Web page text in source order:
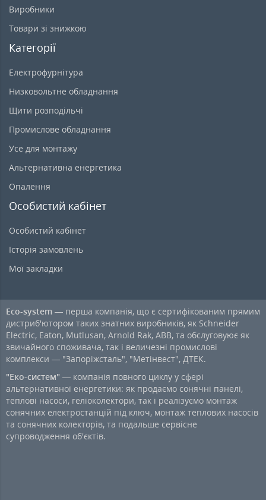
Виробники
Товари зі знижкою
Категорії
Електрофурнітура
Низковольтне обладнання
Щити розподільчі
Промислове обладнання
Усе для монтажу
Альтернативна енергетика
Опалення
Особистий кабінет
Особистий кабінет
Історія замовлень
Мої закладки
Eco-system — перша компанія, що є сертифікованим прямим
дистриб'ютором таких знатних виробників, як Schneider
Electric, Eaton, Mutlusan, Arnold Rak, ABB, та обслуговуює як
звичайного споживача, так і величезні промислові
комплекси — "Запоріжсталь", "Метінвест", ДТЕК.
"Еко-систем" — компанія повного циклу у сфері
альтернативної енергетики: як продаємо сонячні панелі,
теплові насоси, геліоколектори, так і реалізуємо монтаж
сонячних електростанцій під ключ, монтаж теплових насосів
та сонячних колекторів, та подальше сервісне
супроводження об'єктів.